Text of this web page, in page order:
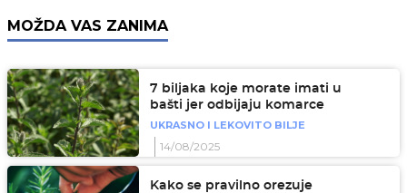
MOŽDA VAS ZANIMA
7 biljaka koje morate imati u
bašti jer odbijaju komarce
UKRASNO I LEKOVITO BILJE
14/08/2025
Kako se pravilno orezuje